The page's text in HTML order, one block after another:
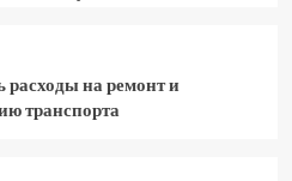
расходы на ремонт и
транспорта